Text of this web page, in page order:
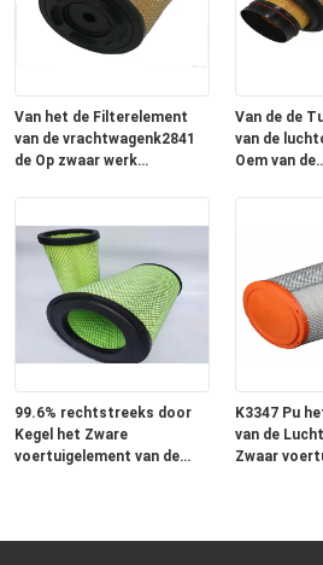
Van het de Filterelement
van de vrachtwagenk2841
de Op zwaar werk
Van de de
van de
Oem van de
99.6% rechtstreeks door
Kegel het Zware
voertuigelement van de
K3347 Pu
van de
Zwaar